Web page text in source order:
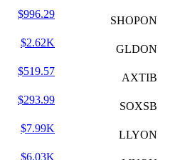
SHOPON
$996.29
GLDON
$2.62K
AXTIB
$519.57
SOXSB
$293.99
LLYON
$7.99K
$6.03K